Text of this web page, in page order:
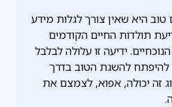
היא שאין צורך לגלות מידע
תולדות החיים הקודמים
ידיעה זו עלולה לבלבל
להיפתח להשגת הטוב בדרך
זה יכולה, אפוא, לצמצם את